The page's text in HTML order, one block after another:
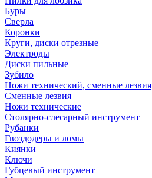
Буры
Сверла
Коронки
Круги, диски отрезные
Электроды
Диски пильные
Зубило
Ножи технический, сменные лезвия
Сменные лезвия
Ножи технические
Столярно-слесарный инструмент
Рубанки
Гвоздодеры и ломы
Киянки
Ключи
Губцевый инструмент